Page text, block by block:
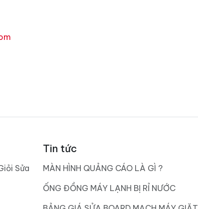
Sửa
Tin tức
MÀN HÌNH QUẢNG CÁO LÀ GÌ ?
ỐNG ĐỒNG MÁY LẠNH BỊ RỈ NƯỚC